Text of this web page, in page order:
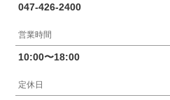
047-426-2400
営業時間
10:00〜18:00
定休日